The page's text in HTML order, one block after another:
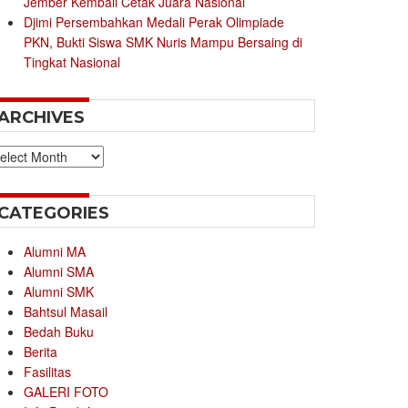
Djimi Persembahkan Medali Perak Olimpiade
PKN, Bukti Siswa SMK Nuris Mampu Bersaing di
Tingkat Nasional
Alumni MA
Alumni SMA
Alumni SMK
Bahtsul Masail
Bedah Buku
Berita
Fasilitas
GALERI FOTO